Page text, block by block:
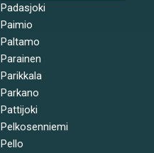
Padasjoki
Paimio
Paltamo
Parainen
Parikkala
Parkano
Pattijoki
Pelkosenniemi
Pello